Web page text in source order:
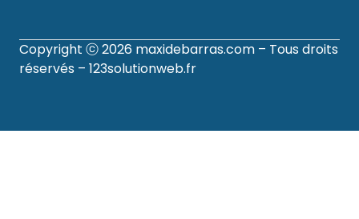
Copyright ⓒ 2026 maxidebarras.com – Tous droits
réservés – 123solutionweb.fr